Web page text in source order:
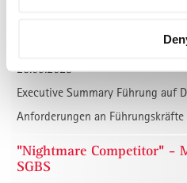
Räumliche Distanz, aber
25.09.2023
Executive Summary Führung auf
Anforderungen an
"Nightmare Competitor" -
SGBS